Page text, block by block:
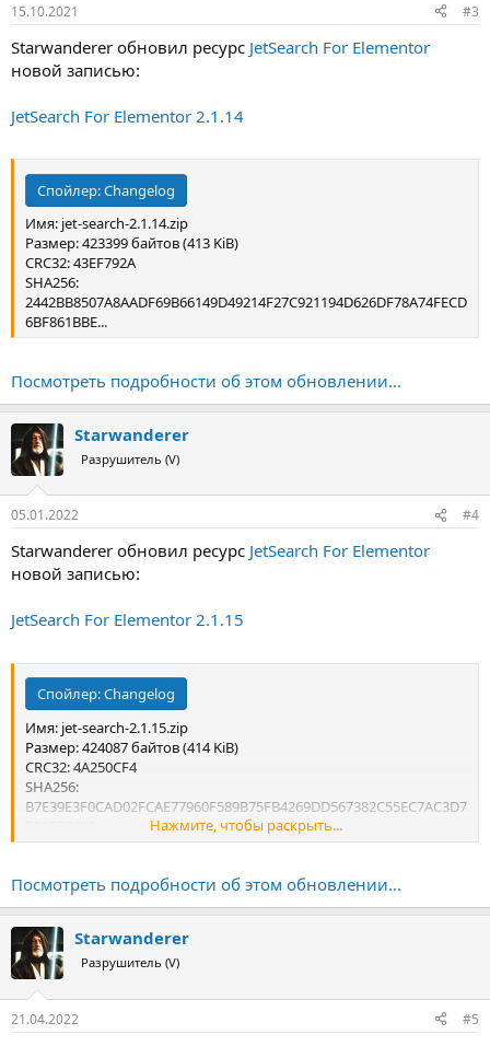
15.10.2021 #3
Starwanderer обновил ресурс JetSearch For Elementor
новой записью:
JetSearch For Elementor 2.1.14
Спойлер:Changelog
Имя: jet-search-2.1.14.zip
Размер: 423399 байтов (413 KiB)
CRC32: 43EF792A
SHA256:
2442BB8507A8AADF69B66149D49214F27C921194D626DF78A74FECD
6BF861BBE...
Посмотреть подробности об этом обновлении...
Starwanderer
Разрушитель (V)
05.01.2022 #4
Starwanderer обновил ресурс JetSearch For Elementor
новой записью:
JetSearch For Elementor 2.1.15
Спойлер:Changelog
Имя: jet-search-2.1.15.zip
Размер: 424087 байтов (414 KiB)
CRC32: 4A250CF4
SHA256:
B7E39E3F0CAD02FCAE77960F589B75FB4269DD567382C55EC7AC3D7
SHA1: 9CF6AF1C4A22FA472819D1D14F9071D84D4536CD
Нажмите, чтобы раскрыть...
Посмотреть подробности об этом обновлении...
Starwanderer
Разрушитель (V)
21.04.2022 #5